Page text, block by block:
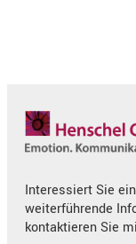
Interessiert Sie
weiterführende
kontaktieren Sie